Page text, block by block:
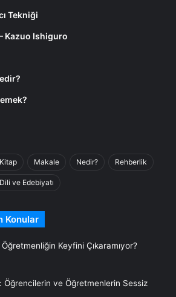
Tekniği
Kazuo Ishiguro
Kitap Makale Nedir? Rehberlik
ve Edebiyatı
Konular
Keyfini Çıkaramıyor?
Öğrencilerin ve Öğretmenlerin Sessiz